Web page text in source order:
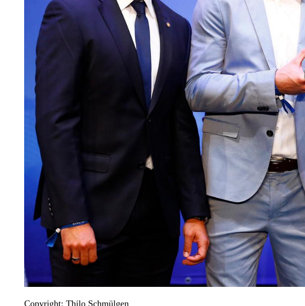
Copyright: Thilo Schmülgen